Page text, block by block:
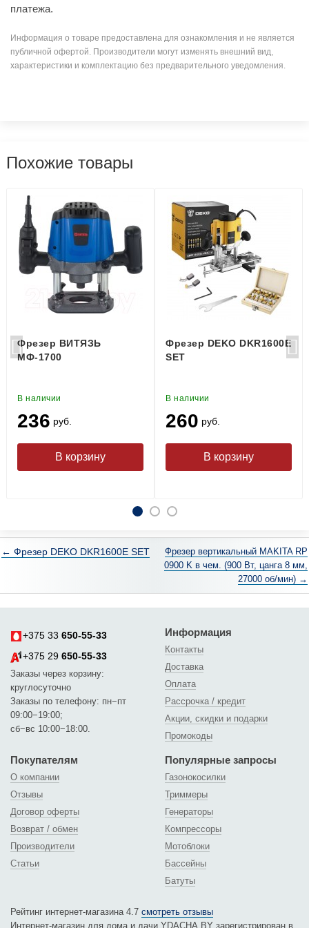
платежа.
Информация о товаре предоставлена для ознакомления и не является
публичной офертой. Производители могут изменять внешний вид,
характеристики и комплектацию без предварительного уведомления.
Похожие товары
Фрезер ВИТЯЗЬ
МФ-1700
В наличии
236 руб.
Фрезер DEKO DKR1600E
SET
В наличии
260 руб.
← Фрезер DEKO DKR1600E SET
Фрезер вертикальный MAKITA RP
0900 K в чем. (900 Вт, цанга 8 мм,
27000 об/мин) →
+375 33 650-55-33
+375 29 650-55-33
Заказы через корзину:
круглосуточно
Заказы по телефону: пн−пт
09:00−19:00;
сб−вс 10:00−18:00.
Информация
Контакты
Доставка
Оплата
Рассрочка / кредит
Акции, скидки и подарки
Промокоды
Покупателям
О компании
Отзывы
Договор оферты
Возврат / обмен
Производители
Статьи
Популярные запросы
Газонокосилки
Триммеры
Генераторы
Компрессоры
Мотоблоки
Бассейны
Батуты
Рейтинг интернет-магазина 4.7 смотреть отзывы
Интернет-магазин для дома и дачи YDACHA.BY зарегистрирован в